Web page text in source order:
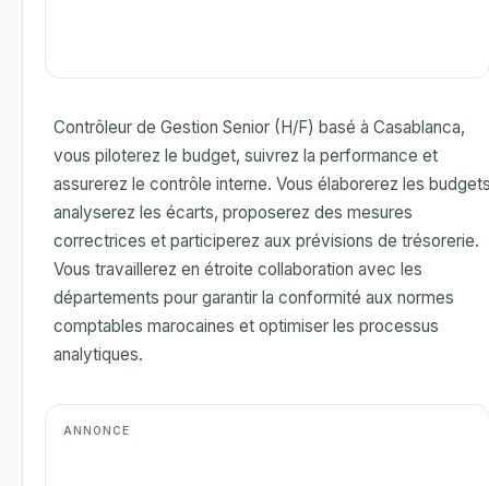
Contrôleur de Gestion Senior (H/F) basé à Casablanca,
vous piloterez le budget, suivrez la performance et
assurerez le contrôle interne. Vous élaborerez les
analyserez les écarts, proposerez des mesures
correctrices et participerez aux prévisions de trésorerie.
Vous travaillerez en étroite collaboration avec les
départements pour garantir la conformité aux normes
comptables marocaines et optimiser les processus
analytiques.